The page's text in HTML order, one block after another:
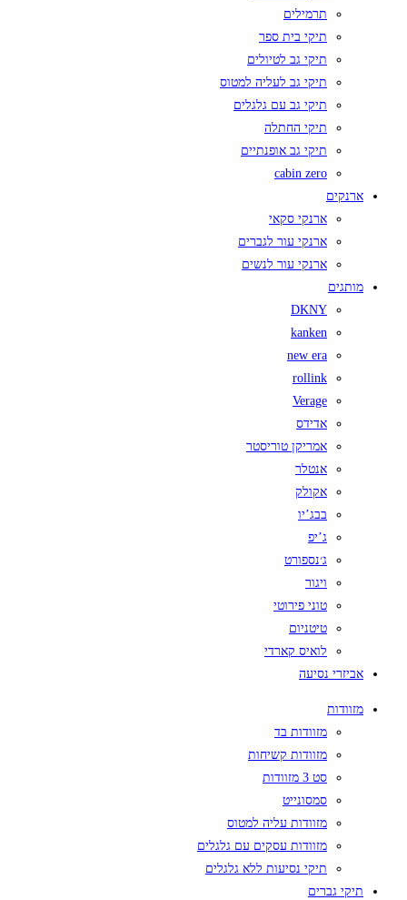
תרמילים
תיקי בית ספר
תיקי גב לטיולים
תיקי גב לעליה למטוס
תיקי גב עם גלגלים
תיקי החתלה
תיקי גב אופנתיים
cabin zero
ארנקים
ארנקי סקאי
ארנקי עור לגברים
ארנקי עור לנשים
מותגים
DKNY
kanken
new era
rollink
Verage
אדידס
אמריקן טוריסטר
אנטלר
אקולק
בבג’יו
ג’יפ
ג׳נספורט
ויגור
טוני פירוטי
טיטניום
לואיס קארדי
אביזרי נסיעה
מזוודות
מזוודות בד
מזוודות קשיחות
סט 3 מזוודות
סמסונייט
מזוודות עליה למטוס
מזוודות עסקים עם גלגלים
תיקי נסיעות ללא גלגלים
תיקי גברים